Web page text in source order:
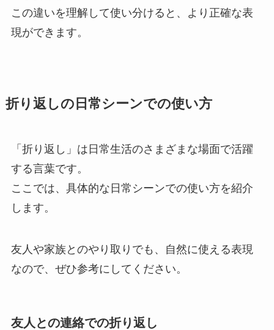
この違いを理解して使い分けると、より正確な表
現ができます。
折り返しの日常シーンでの使い方
「折り返し」は日常生活のさまざまな場面で活躍
する言葉です。
ここでは、具体的な日常シーンでの使い方を紹介
します。
友人や家族とのやり取りでも、自然に使える表現
なので、ぜひ参考にしてください。
友人との連絡での折り返し